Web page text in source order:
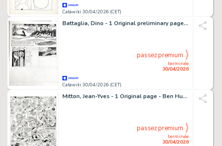
Catawiki 30/04/2026 (CET)
Battaglia, Dino - 1 Original preliminary page - Tim dei conigli
Catawiki 30/04/2026 (CET)
terminée
30/04/2026
passez premium
Mitton, Jean-Yves - 1 Original page - Ben Hur T2 - Quintus Arrius - 2009
terminée
30/04/2026
passez premium